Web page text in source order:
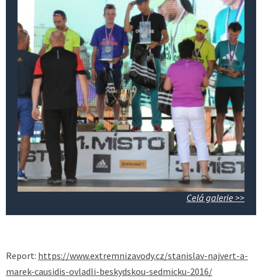
Celá galerie >>
Report: https://www.extremnizavody.cz/stanislav-najvert-a-
marek-causidis-ovladli-beskydskou-sedmicku-2016/